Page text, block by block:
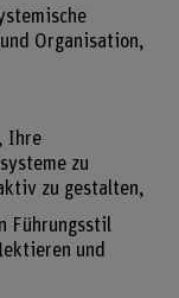
Organisation,
Ihre
zu
zu gestalten,
Führungsstil
und